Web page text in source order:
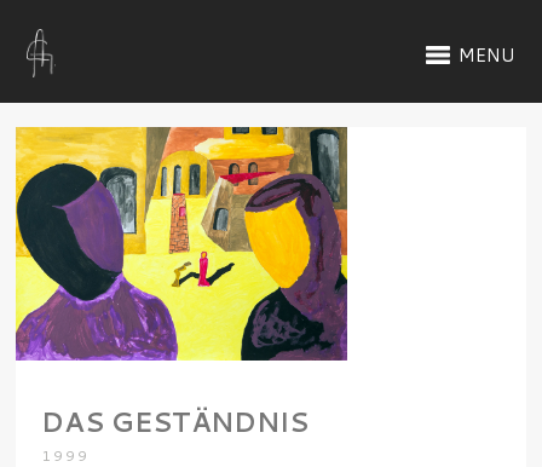
MENU
DAS GESTÄNDNIS
1999